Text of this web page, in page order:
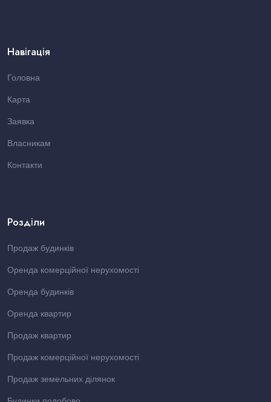
Навігація
Головна
Карта
Заявка
Власникам
Контакти
Розділи
Продаж будинків
Оренда комерційної нерухомості
Оренда будинків
Оренда квартир
Продаж квартир
Продаж комерційної нерухомості
Продаж земельних ділянок